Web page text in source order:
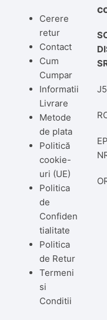
Cerere
retur
Contact
Cum
Cumpar
Informatii
Livrare
Metode
de plata
Politică
cookie-
uri (UE)
Politica
de
Confiden
tialitate
Politica
de Retur
Termeni
si
Conditii